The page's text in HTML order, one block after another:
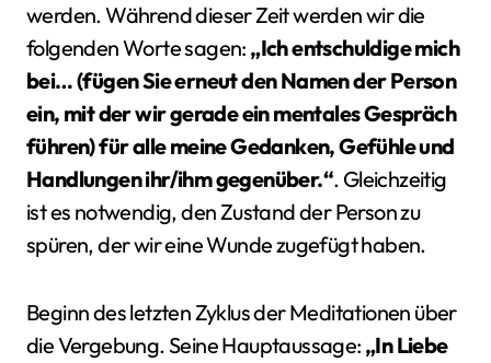
werden. Während dieser Zeit werden wir die
folgenden Worte sagen: „Ich entschuldige mich
bei… (fügen Sie erneut den Namen der Person
ein, mit der wir gerade ein mentales Gespräch
führen) für alle meine Gedanken, Gefühle und
Handlungen ihr/ihm gegenüber.“. Gleichzeitig
ist es notwendig, den Zustand der Person zu
spüren, der wir eine Wunde zugefügt haben.
Beginn des letzten Zyklus der Meditationen über
die Vergebung. Seine Hauptaussage: „In Liebe